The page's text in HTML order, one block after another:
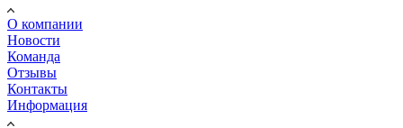
О компании
Новости
Команда
Отзывы
Контакты
Информация